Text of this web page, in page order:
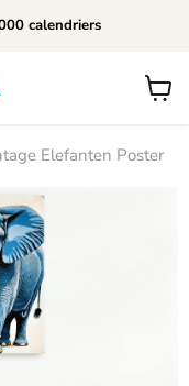
calendriers
Voir
Elefanten Poster